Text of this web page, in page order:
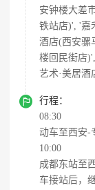
安钟楼大差
铁站店)', '嘉
酒店(西安骡
楼回民街店
艺术·美居酒

行程：
08:30
动车至西安-
10:00
成都东站至
车接站后，